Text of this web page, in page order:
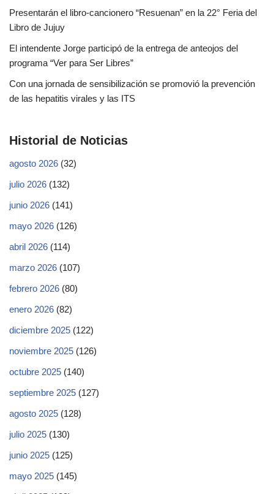
Presentarán el libro-cancionero “Resuenan” en la 22° Feria del
Libro de Jujuy
El intendente Jorge participó de la entrega de anteojos del
programa “Ver para Ser Libres”
Con una jornada de sensibilización se promovió la prevención
de las hepatitis virales y las ITS
Historial de Noticias
agosto 2026 (32)
julio 2026 (132)
junio 2026 (141)
mayo 2026 (126)
abril 2026 (114)
marzo 2026 (107)
febrero 2026 (80)
enero 2026 (82)
diciembre 2025 (122)
noviembre 2025 (126)
octubre 2025 (140)
septiembre 2025 (127)
agosto 2025 (128)
julio 2025 (130)
junio 2025 (125)
mayo 2025 (145)